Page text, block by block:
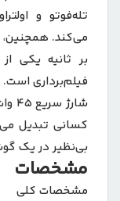
تله‌فوتو و
بر ثانیه یکی
کسانی تبدیل
بی‌نظیر در یک
مشخصات
مشخصات کلی